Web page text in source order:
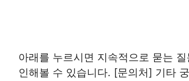
아래를 누르시면 지속적으로 묻는
인해볼 수 있습니다. [문의처] 기타